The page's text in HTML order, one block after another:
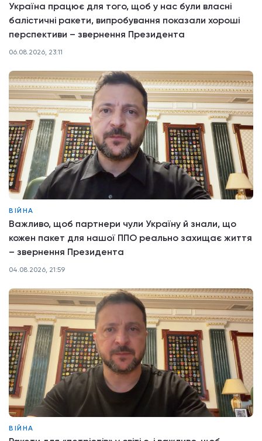
Україна працює для того, щоб у нас були власні
балістичні ракети, випробування показали хороші
перспективи – звернення Президента
06.08.2026, 23:11
ВІЙНА
Важливо, щоб партнери чули Україну й знали, що
кожен пакет для нашої ППО реально захищає життя
– звернення Президента
04.08.2026, 21:59
ВІЙНА